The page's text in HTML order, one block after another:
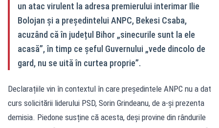
un atac virulent la adresa premierului interimar Ilie
Bolojan și a președintelui ANPC, Bekesi Csaba,
acuzând că în județul Bihor „sinecurile sunt la ele
acasă”, în timp ce șeful Guvernului „vede dincolo de
gard, nu se uită în curtea proprie”.
Declarațiile vin în contextul în care președintele ANPC nu a dat
curs solicitării liderului PSD, Sorin Grindeanu, de a-și prezenta
demisia. Piedone susține că acesta, deși provine din rândurile